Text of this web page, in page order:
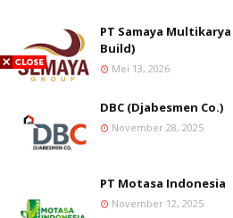
PT Samaya
Build)
Mei 13, 2026
DBC (Djabesmen Co.)
November 28, 2025
PT Motasa Indonesia
November 12, 2025